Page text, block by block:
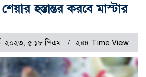
হস্তান্তর করবে মাস্টার
২০২৩, ৫.১৮ পিএম ২৪৪ Time View